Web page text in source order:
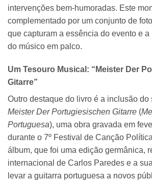
intervenções bem-humoradas. Este
complementado por um conjunto de
que capturam a essência do evento e
do músico em palco.
Um Tesouro Musical: “Meister Der
Gitarre”
Outro destaque do livro é a inclusão do
Meister Der Portugiesischen Gitarre (
Portuguesa), uma obra gravada em
durante o 7º Festival de Canção
álbum, que foi uma edição germânica,
internacional de Carlos Paredes e a
levar a guitarra portuguesa a novos